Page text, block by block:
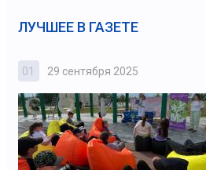
ЛУЧШЕЕ В ГАЗЕТЕ
01 29 сентября 2025